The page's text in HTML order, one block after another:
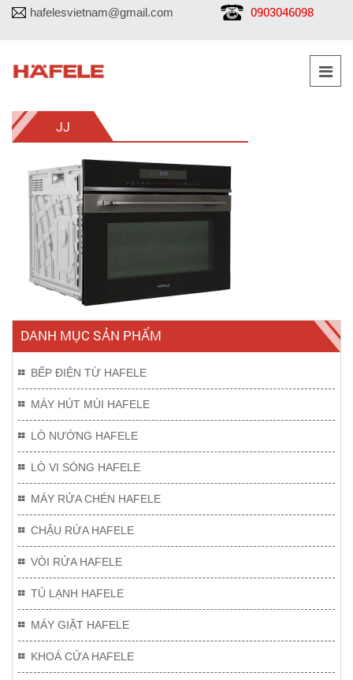
hafelesvietnam@gmail.com 0903046098
JJ
DANH MỤC SẢN PHẨM
BẾP ĐIỆN TỪ HAFELE
MÁY HÚT MÙI HAFELE
LÒ NƯỚNG HAFELE
LÒ VI SÓNG HAFELE
MÁY RỬA CHÉN HAFELE
CHẬU RỬA HAFELE
VÒI RỬA HAFELE
TỦ LẠNH HAFELE
MÁY GIẶT HAFELE
KHOÁ CỬA HAFELE